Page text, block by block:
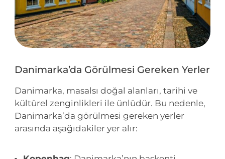
Danimarka’da Görülmesi Gereken Yerler
Danimarka, masalsı doğal alanları, tarihi ve
kültürel zenginlikleri ile ünlüdür. Bu nedenle,
Danimarka’da görülmesi gereken yerler
arasında aşağıdakiler yer alır: